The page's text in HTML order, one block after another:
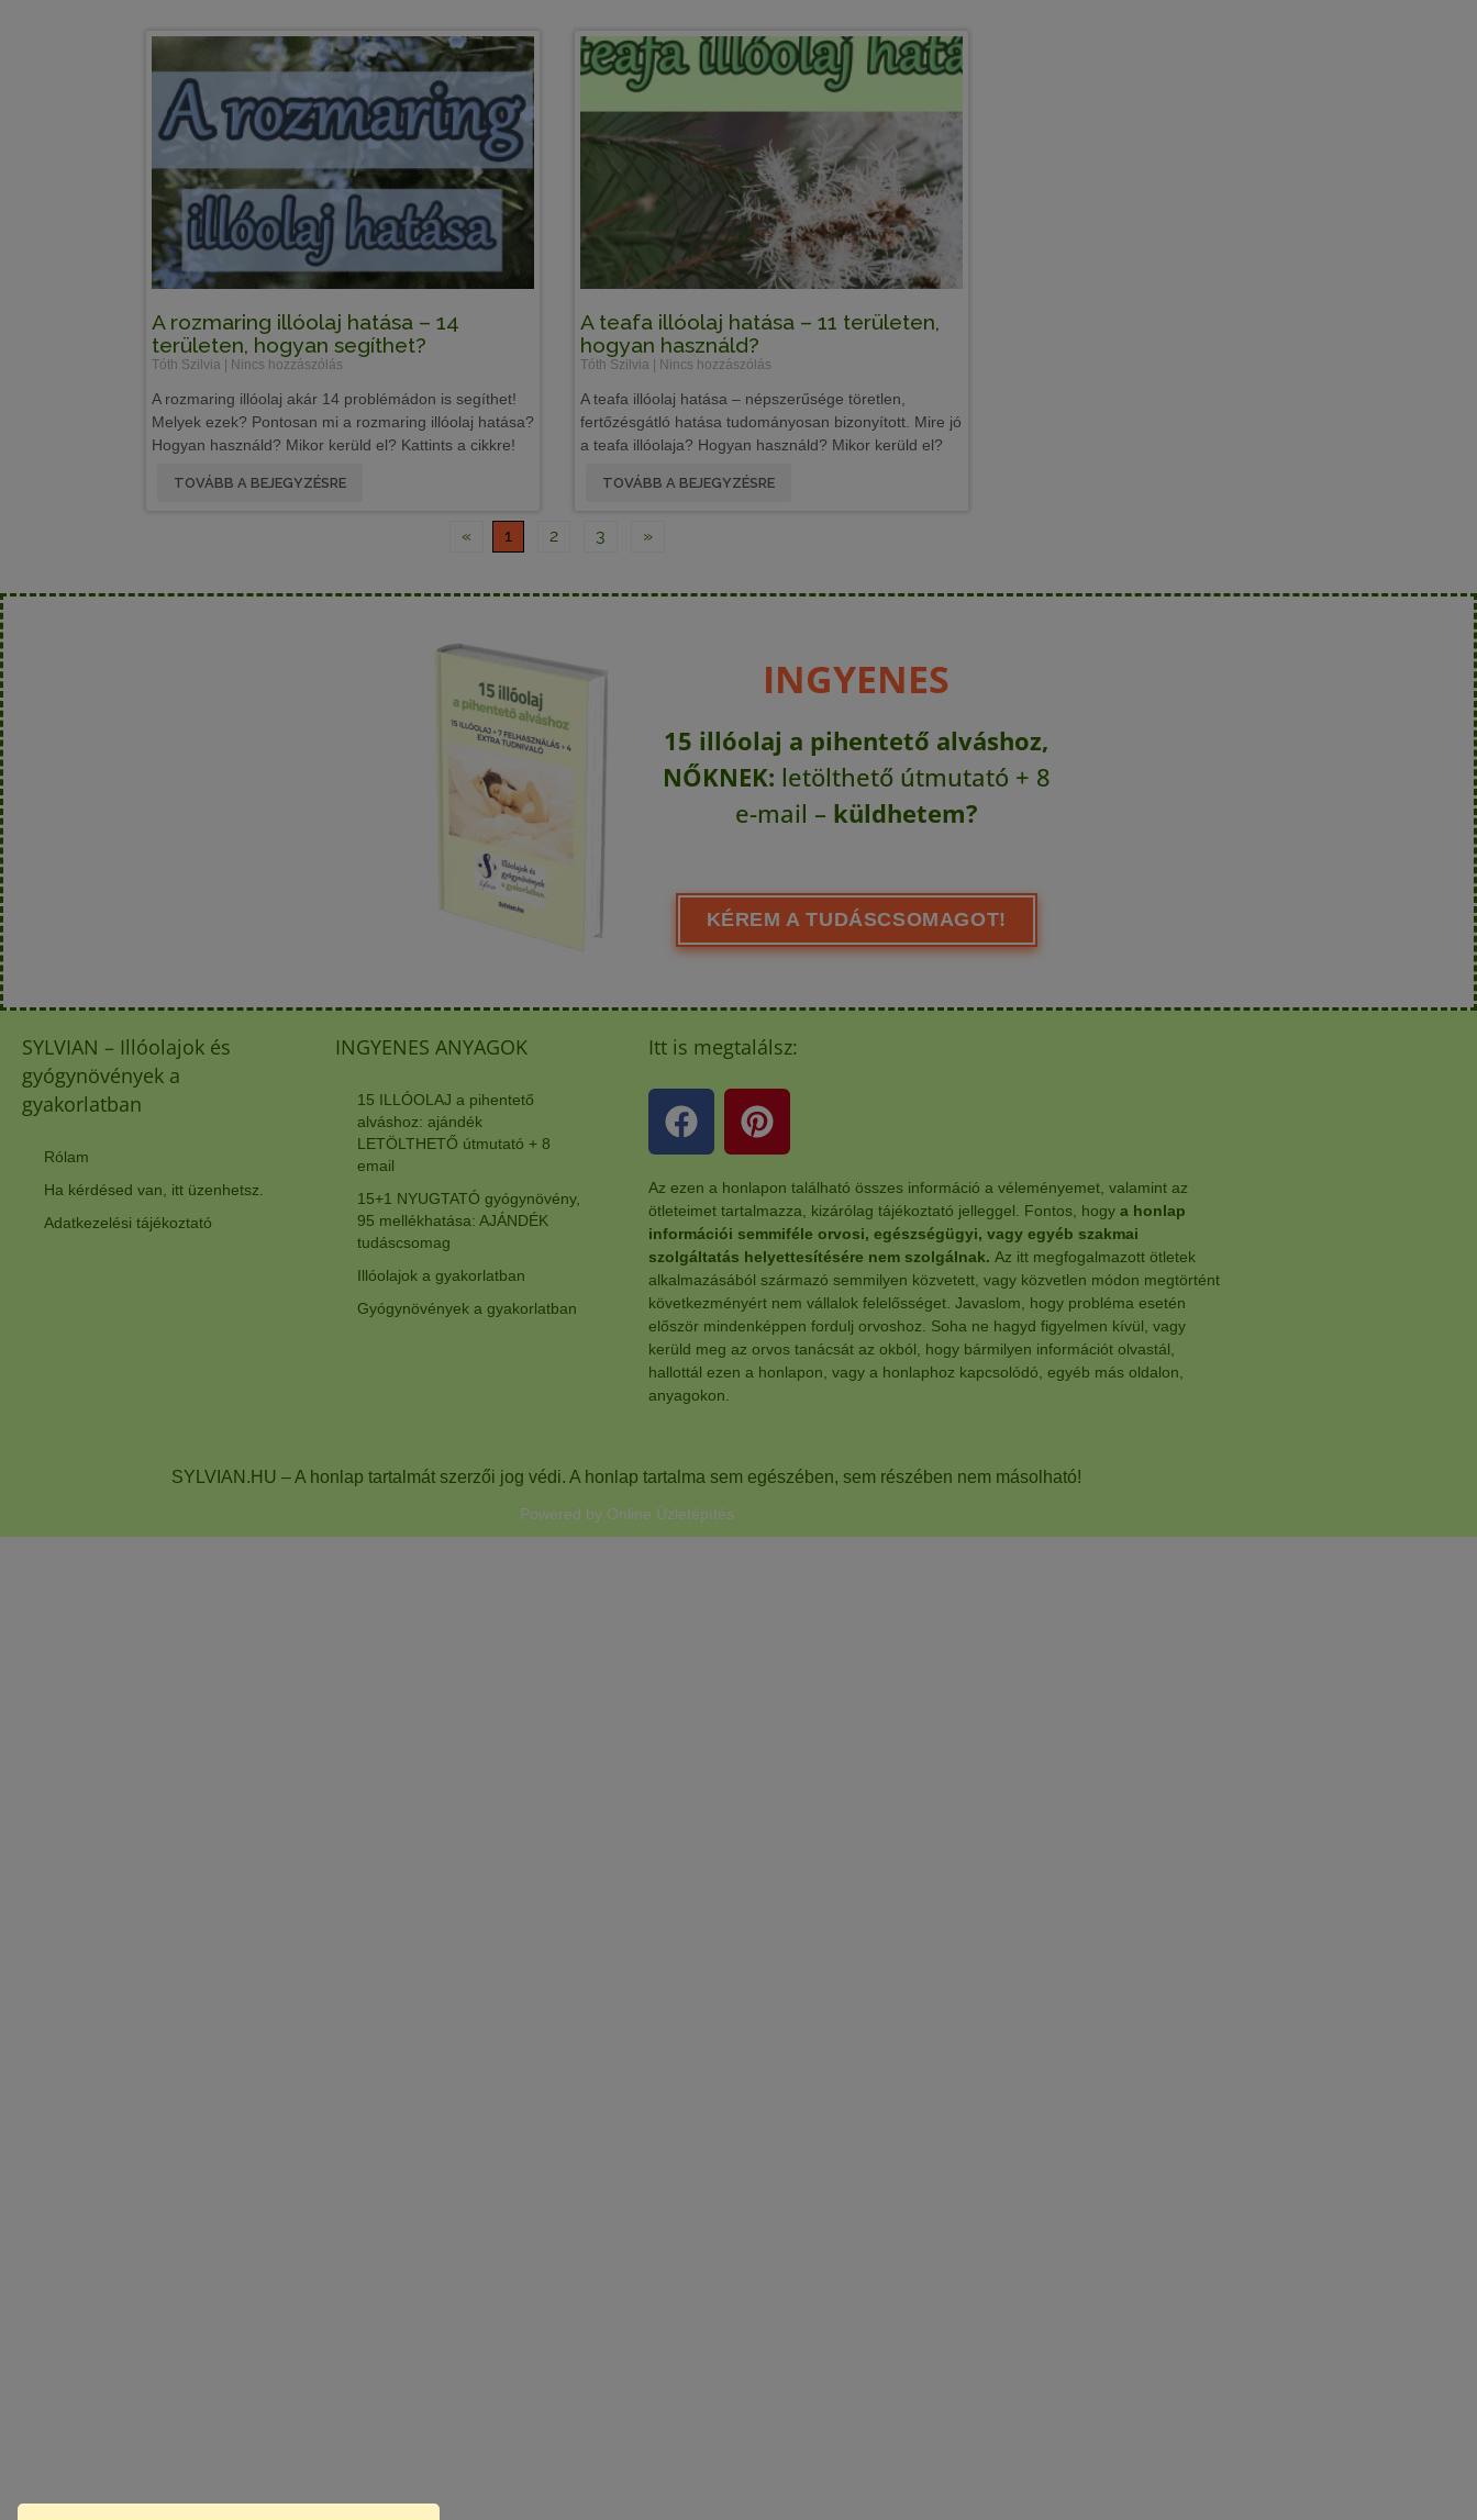
A rozmaring illóolaj hatása – 14
területen, hogyan segíthet?
Tóth Szilvia Nincs hozzászólás
A rozmaring illóolaj akár 14 problémádon is segíthet!
Melyek ezek? Pontosan mi a rozmaring illóolaj hatása?
Hogyan használd? Mikor kerüld el? Kattints a cikkre!
TOVÁBB A BEJEGYZÉSRE
A teafa illóolaj hatása – 11 területen,
hogyan használd?
Tóth Szilvia Nincs hozzászólás
A teafa illóolaj hatása – népszerűsége töretlen,
fertőzésgátló hatása tudományosan bizonyított. Mire jó
a teafa illóolaja? Hogyan használd? Mikor kerüld el?
TOVÁBB A BEJEGYZÉSRE
« 1 2 3 »
INGYENES
15 illóolaj a pihentető alváshoz,
NŐKNEK: letölthető útmutató + 8
e-mail – küldhetem?
KÉREM A TUDÁSCSOMAGOT!
SYLVIAN – Illóolajok és
gyógynövények a
gyakorlatban
Rólam
Ha kérdésed van, itt üzenhetsz.
Adatkezelési tájékoztató
INGYENES ANYAGOK
15 ILLÓOLAJ a pihentető
alváshoz: ajándék
LETÖLTHETŐ útmutató + 8
email
15+1 NYUGTATÓ gyógynövény,
95 mellékhatása: AJÁNDÉK
tudáscsomag
Illóolajok a gyakorlatban
Gyógynövények a gyakorlatban
Itt is megtalálsz:
Az ezen a honlapon található összes információ a véleményemet, valamint az
ötleteimet tartalmazza, kizárólag tájékoztató jelleggel. Fontos, hogy a honlap
információi semmiféle orvosi, egészségügyi, vagy egyéb szakmai
szolgáltatás helyettesítésére nem szolgálnak. Az itt megfogalmazott ötletek
alkalmazásából származó semmilyen közvetett, vagy közvetlen módon megtörtént
következményért nem vállalok felelősséget. Javaslom, hogy probléma esetén
először mindenképpen fordulj orvoshoz. Soha ne hagyd figyelmen kívül, vagy
kerüld meg az orvos tanácsát az okból, hogy bármilyen információt olvastál,
hallottál ezen a honlapon, vagy a honlaphoz kapcsolódó, egyéb más oldalon,
anyagokon.
SYLVIAN.HU – A honlap tartalmát szerzői jog védi. A honlap tartalma sem egészében, sem részében nem másolható!
Powered by Online Üzletépítés